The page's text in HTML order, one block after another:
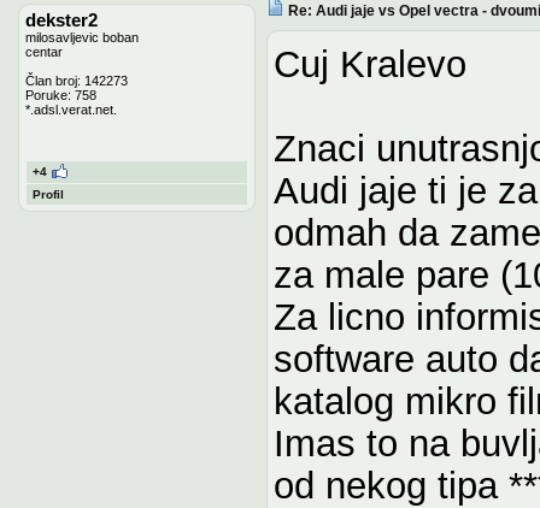
dekster2
milosavljevic boban
centar
Član broj: 142273
Poruke: 758
*.adsl.verat.net.
+4
Profil
Re: Audi jaje vs Opel vectra -
Cuj Kralevo
Znaci
Audi jaje ti je
odmah da
za male pare
Za licno
software auto
katalog mikro
Imas to na
od nekog tipa